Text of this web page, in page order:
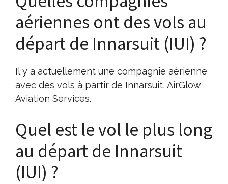
aériennes ont des vols au
départ de Innarsuit (IUI) ?
Il y a actuellement une compagnie aérienne
avec des vols à partir de Innarsuit, AirGlow
Aviation Services.
Quel est le vol le plus long
au départ de Innarsuit
(IUI) ?